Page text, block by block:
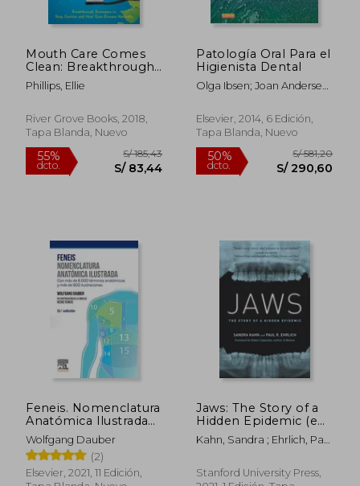
55%
dcto.
S/ 849,78 55%
dcto.
Mouth Care Comes
Clean: Breakthrough
Strategies to Stop
Cavities and Heal
Naturally (en Inglés)
Phillips, Ellie
River Grove Books, 2018,
Tapa Blanda, Nuevo
Patología Oral Para el
Higienista Dental
Olga Ibsen; Joan Andersen
Elsevier, 2014, 6 Edición,
Tapa Blanda, Nuevo
Feneis. Nomenclatura
Anatómica Ilustrada
(11ª Ed. )
Wolfgang Dauber
(2)
Elsevier, 2021, 11 Edición,
Jaws: The Story of a
Hidden Epidemic (en
Inglés)
Kahn, Sandra ; Ehrlich, Paul
Stanford University Press,